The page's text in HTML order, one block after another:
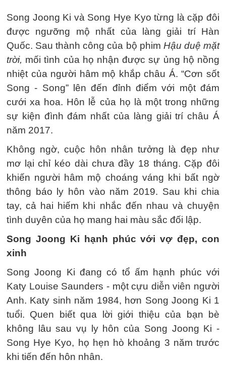
Song Joong Ki và Song Hye Kyo từng là cặp đôi
được ngưỡng mộ nhất của làng giải trí Hàn
Quốc. Sau thành công của bộ phim Hậu duệ mặt
trời, mối tình của họ nhận được sự ủng hộ nồng
nhiệt của người hâm mộ khắp châu Á. “Cơn sốt
Song - Song” lên đến đỉnh điểm với một đám
cưới xa hoa. Hôn lễ của họ là một trong những
sự kiện đình đám nhất của làng giải trí châu Á
năm 2017.
Không ngờ, cuộc hôn nhân tưởng là đẹp như
mơ lại chỉ kéo dài chưa đầy 18 tháng. Cặp đôi
khiến người hâm mộ choáng váng khi bất ngờ
thông báo ly hôn vào năm 2019. Sau khi chia
tay, cả hai hiếm khi nhắc đến nhau và chuyện
tình duyên của họ mang hai màu sắc đối lập.
Song Joong Ki hạnh phúc với vợ đẹp, con
xinh
Song Joong Ki đang có tổ ấm hạnh phúc với
Katy Louise Saunders - một cựu diễn viên người
Anh. Katy sinh năm 1984, hơn Song Joong Ki 1
tuổi. Quen biết qua lời giới thiệu của bạn bè
không lâu sau vụ ly hôn của Song Joong Ki -
Song Hye Kyo, họ hẹn hò khoảng 3 năm trước
khi tiến đến hôn nhân.